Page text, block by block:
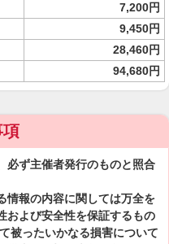
7,200円
9,450円
28,460円
94,680円
項
必ず主催者発行のものと照合
情報の内容に関しては万全を
および安全性を保証するもの
被ったいかなる損害について